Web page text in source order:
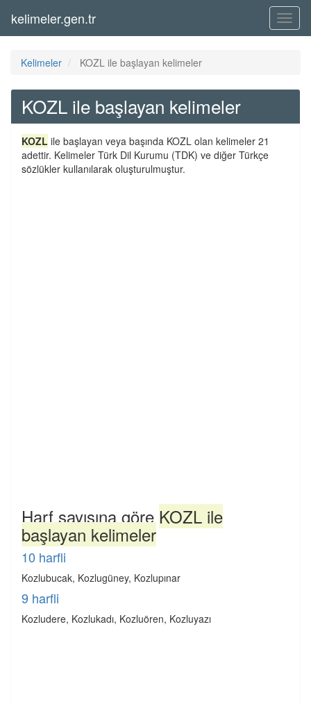
Menü
kelimeler.gen.tr
Kelimeler KOZL ile başlayan kelimeler
KOZL ile başlayan kelimeler
KOZL ile başlayan veya başında KOZL olan kelimeler 21
adettir. Kelimeler Türk Dil Kurumu (TDK) ve diğer Türkçe
sözlükler kullanılarak oluşturulmuştur.
Harf sayısına göreKOZL ile
başlayan kelimeler
10 harfli
Kozlubucak, Kozlugüney, Kozlupınar
9 harfli
Kozludere, Kozlukadı, Kozluören, Kozluyazı